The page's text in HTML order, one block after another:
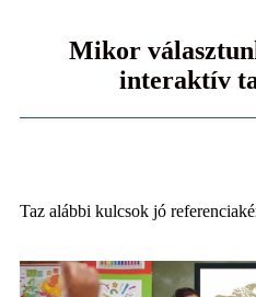
Mikor
interaktív
Taz alábbi kulcsok jó